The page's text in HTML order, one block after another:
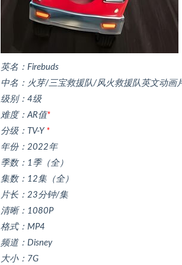
英名：Firebuds
中名：火芽/三宝救援队/风火救援队英文动画
级别：4级
难度：AR值*
分级：TV-Y *
年份：2022年
季数：1季（全）
集数：12集（全）
片长：23分钟/集
清晰：1080P
格式：MP4
频道：Disney
大小：7G